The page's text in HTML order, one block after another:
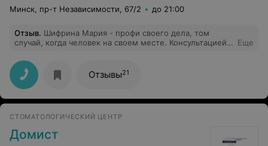
Минск, пр-т Независимости, 67/2 до 21:00
Отзыв. Шифрина Мария - профи своего дела, том
случай, когда человек на своем месте. Консультацией
Еще
Отзывы21
СТОМАТОЛОГИЧЕСКИЙ ЦЕНТР
Домист